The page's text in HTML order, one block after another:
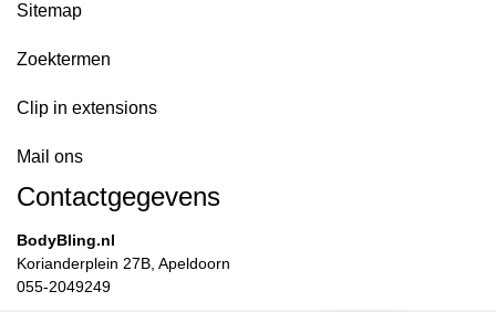
Sitemap
Zoektermen
Clip in extensions
Mail ons
Contactgegevens
BodyBling.nl
Korianderplein 27B, Apeldoorn
055-2049249